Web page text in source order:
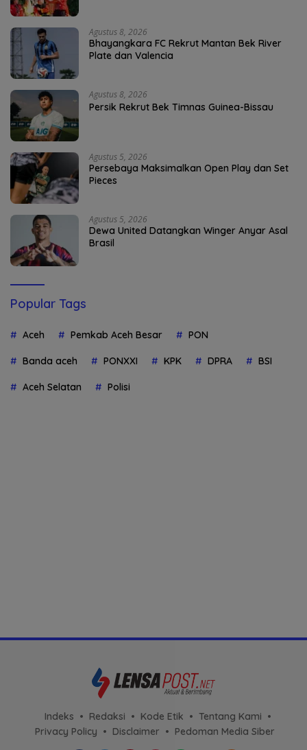
Agustus 8, 2026
Bhayangkara FC Rekrut Mantan Bek River
Plate dan Valencia
Agustus 8, 2026
Persik Rekrut Bek Timnas Guinea-Bissau
Agustus 5, 2026
Persebaya Maksimalkan Open Play dan Set
Pieces
Agustus 5, 2026
Dewa United Datangkan Winger Anyar Asal
Brasil
Popular Tags
Aceh Pemkab Aceh Besar PON
Banda aceh PONXXI KPK DPRA BSI
Aceh Selatan Polisi
Indeks Redaksi Kode Etik
Tentang Kami
Privacy Policy
Disclaimer Pedoman Media Siber